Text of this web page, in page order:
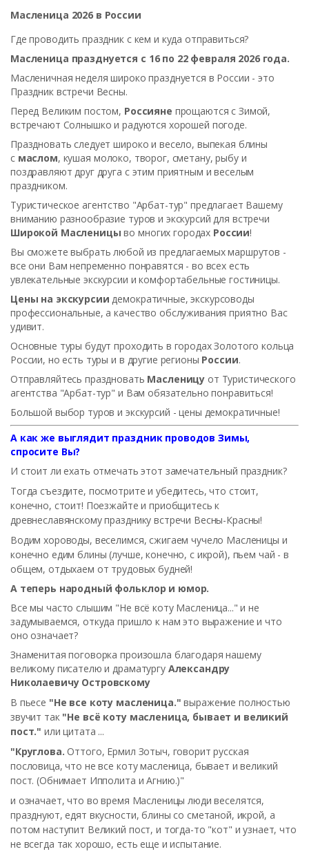
Масленица 2026 в России
Где проводить праздник с кем и куда отправиться?
Масленица празднуется с 16 по 22 февраля 2026 года.
Масленичная неделя широко празднуется в России - это
Праздник встречи Весны.
Перед Великим постом, Россияне прощаются с Зимой,
встречают Солнышко и радуются хорошей погоде.
Праздновать следует широко и весело, выпекая блины
с маслом, кушая молоко, творог, сметану, рыбу и
поздравляют друг друга с этим приятным и веселым
праздником.
Туристическое агентство "Арбат-тур" предлагает Вашему
вниманию разнообразие туров и экскурсий для встречи
Широкой Масленицы во многих городах России!
Вы сможете выбрать любой из предлагаемых маршрутов -
все они Вам непременно понравятся - во всех есть
увлекательные экскурсии и комфортабельные гостиницы.
Цены на экскурсии демократичные, экскурсоводы
профессиональные, а качество обслуживания приятно Вас
удивит.
Основные туры будут проходить в городах Золотого кольца
России, но есть туры и в другие регионы России.
Отправляйтесь праздновать Масленицу от Туристического
агентства "Арбат-тур" и Вам обязательно понравиться!
Большой выбор туров и экскурсий - цены демократичные!
А как же выглядит праздник проводов Зимы,
спросите Вы?
И стоит ли ехать отмечать этот замечательный праздник?
Тогда съездите, посмотрите и убедитесь, что стоит,
конечно, стоит! Поезжайте и приобщитесь к
древнеславянскому празднику встречи Весны-Красны!
Водим хороводы, веселимся, сжигаем чучело Масленицы и
конечно едим блины (лучше, конечно, с икрой), пьем чай - в
общем, отдыхаем от трудовых будней!
А теперь народный фольклор и юмор.
Все мы часто слышим "Не всё коту Масленица..." и не
задумываемся, откуда пришло к нам это выражение и что
оно означает?
Знаменитая поговорка произошла благодаря нашему
великому писателю и драматургу Александру
Николаевичу Островскому
В пьесе "Не все коту масленица." выражение полностью
звучит так "Не всё коту масленица, бывает и великий
пост." или цитата ...
"Круглова. Оттого, Ермил Зотыч, говорит русская
пословица, что не все коту масленица, бывает и великий
пост. (Обнимает Ипполита и Агнию.)"
и означает, что во время Масленицы люди веселятся,
празднуют, едят вкусности, блины со сметаной, икрой, а
потом наступит Великий пост, и тогда-то "кот" и узнает, что
не всегда так хорошо, есть еще и испытание.